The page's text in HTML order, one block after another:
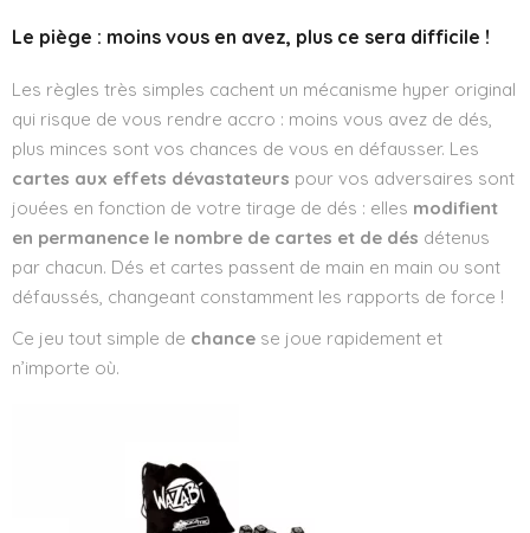
Le piège : moins vous en avez, plus ce sera difficile !
Les règles très simples cachent un mécanisme hyper original
qui risque de vous rendre accro : moins vous avez de dés,
plus minces sont vos chances de vous en défausser. Les
cartes aux effets dévastateurs pour vos adversaires sont
jouées en fonction de votre tirage de dés : elles modifient
en permanence le nombre de cartes et de dés détenus
par chacun. Dés et cartes passent de main en main ou sont
défaussés, changeant constamment les rapports de force !
Ce jeu tout simple de chance se joue rapidement et
n’importe où.